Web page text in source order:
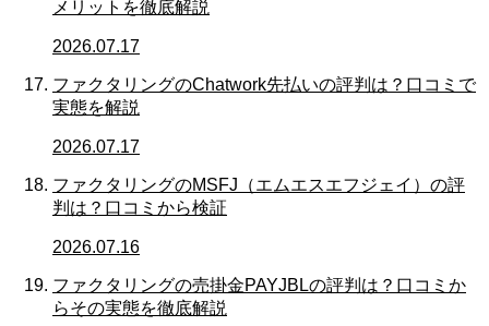
メリットを徹底解説
2026.07.17
ファクタリングのChatwork先払いの評判は？口コミで
実態を解説
2026.07.17
ファクタリングのMSFJ（エムエスエフジェイ）の評
判は？口コミから検証
2026.07.16
ファクタリングの売掛金PAYJBLの評判は？口コミか
らその実態を徹底解説